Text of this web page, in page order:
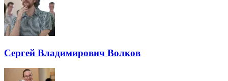
Сергей Владимирович Волков